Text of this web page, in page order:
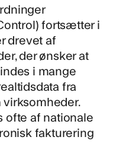
fortsætter i
drevet af
der ønsker at
i mange
fra
ofte af nationale
fakturering